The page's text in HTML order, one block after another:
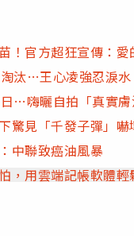
！官方超狂宣傳：
淘汰…王心凌強忍淚
…嗨曬自拍「真實
驚見「千發子彈」
中聯致癌油風暴
，用雲端記帳軟體輕